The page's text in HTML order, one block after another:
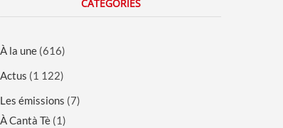
CATÉGORIES
À la une (616)
Actus (1 122)
Les émissions (7)
À Cantà Tè (1)